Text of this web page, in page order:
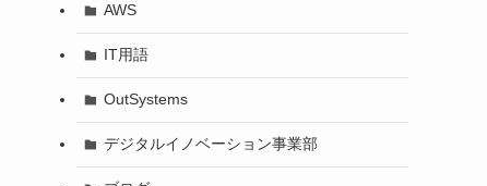
AWS
IT用語
OutSystems
デジタルイノベーション事業部